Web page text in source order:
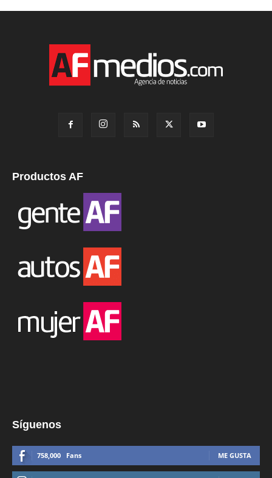
Productos AF
Síguenos
758,000 Fans ME GUSTA